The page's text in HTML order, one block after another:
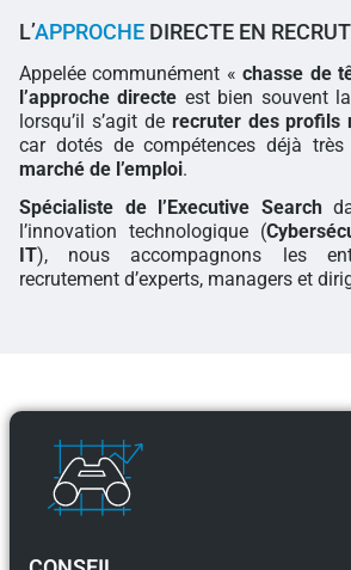
L’APPROCHE DIRECTE EN
Appelée communément «chasse de
l’approche directe est bien souvent
lorsqu’il s’agit de recruter des profils
car dotés de compétences déjà très
marché de l’emploi.
Spécialiste de l’Executive Search
l’innovation technologique (
IT), nous accompagnons les
recrutement d’experts, managers et